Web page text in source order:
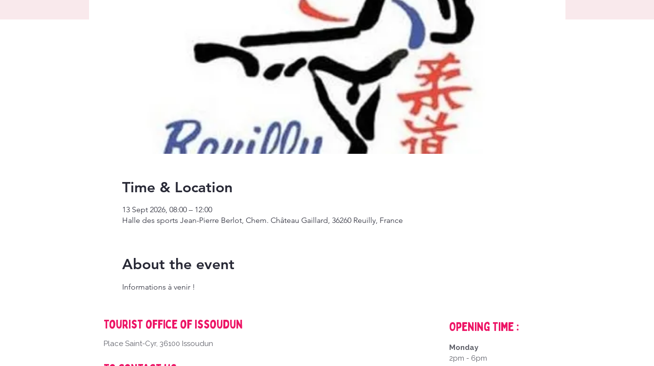
Time & Location
13 Sept 2026, 08:00 – 12:00
Halle des sports Jean-Pierre Berlot, Chem. Château Gaillard, 36260 Reuilly, France
About the event
Informations à venir !
Place Saint-Cyr, 36100 Issoudun
Tourist office of Issoudun Opening Time :
Monday
2pm - 6pm